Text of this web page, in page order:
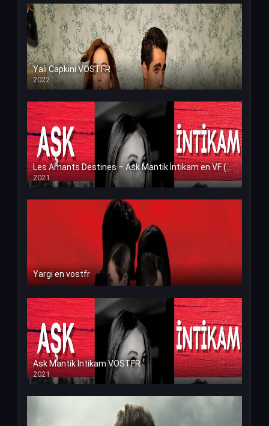
Yali Capkini VOSTFR
2022
Les Amants Destines – Ask Mantik İntikam en VF (Voix Francaise)
2021
Yargi en vostfr
Ask Mantik İntikam VOSTFR
2021